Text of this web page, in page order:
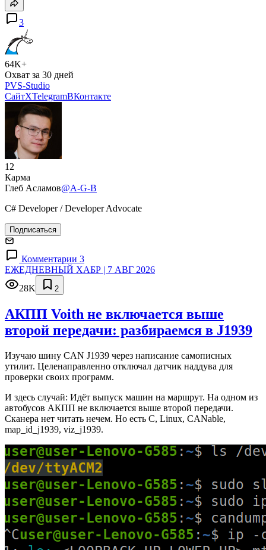
3
64K+
Охват за 30 дней
PVS-Studio
СайтXTelegramВКонтакте
12
Карма
Глеб Асламов@A-G-B
C# Developer / Developer Advocate
Подписаться
Комментарии 3
ЕЖЕДНЕВНЫЙ ХАБР | 7 АВГ 2026
28K
2
АКПП Voith не включается выше
второй передачи: разбираемся в J1939
Изучаю шину CAN J1939 через написание самописных
утилит. Целенаправленно отключал датчик наддува для
проверки своих программ.
И здесь случай: Идёт выпуск машин на маршрут. На одном из
автобусов АКПП не включается выше второй передачи.
Сканера нет читать нечем. Но есть C, Linux, CANable,
map_id_j1939, viz_j1939.